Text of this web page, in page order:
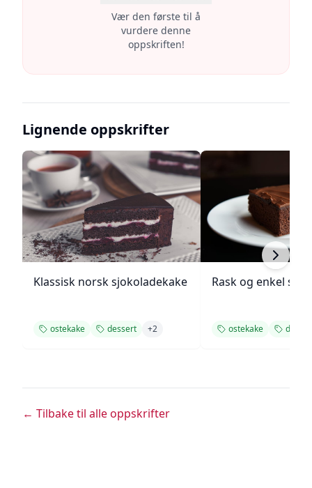
Vær den første til å
vurdere denne
oppskriften!
Lignende oppskrifter
Klassisk norsk sjokoladekake
ostekake dessert +2
Rask og enkel
ostekake
← Tilbake til alle oppskrifter